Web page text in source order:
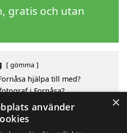
gratis och utan
gömma
hjälpa till med?
i Fornåsa?
i Fornåsa
i de omgivande
×
använder